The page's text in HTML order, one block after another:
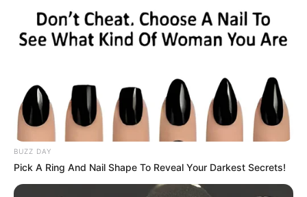
BUZZ DAY
Pick A Ring And Nail Shape To Reveal Your Darkest Secrets!